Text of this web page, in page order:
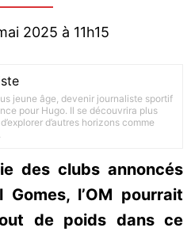
2025 à 11h15
jeune âge, devenir journaliste sportif
pour Hugo. Il se découvrira plus
d’autres horizons comme
des clubs annoncés
l’OM pourrait
de poids dans ce